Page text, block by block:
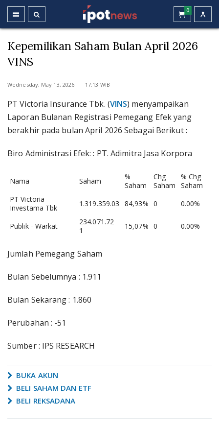
0
Kepemilikan Saham Bulan April 2026
VINS
Wednesday, May 13, 2026 17:13 WIB
PT Victoria Insurance Tbk. (VINS) menyampaikan
Laporan Bulanan Registrasi Pemegang Efek yang
berakhir pada bulan April 2026 Sebagai Berikut :
Biro Administrasi Efek: : PT. Adimitra Jasa Korpora
Nama Saham
%
Saham
Chg
Saham
% Chg
Saham
PT Victoria
Investama Tbk
1.319.359.03 84,93% 0 0.00%
Publik - Warkat
234.071.72
1
15,07% 0 0.00%
Jumlah Pemegang Saham
Bulan Sebelumnya : 1.911
Bulan Sekarang : 1.860
Perubahan : -51
Sumber : IPS RESEARCH
BUKA AKUN
BELI SAHAM DAN ETF
BELI REKSADANA